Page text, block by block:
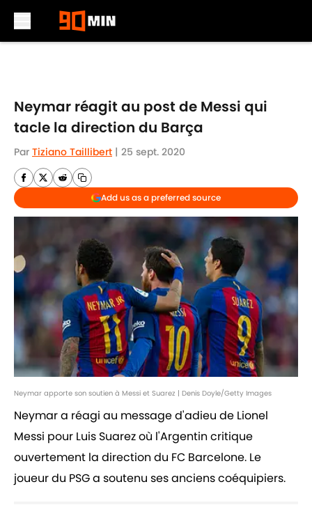
Neymar réagit au post de Messi qui
tacle la direction du Barça
Par Tiziano Taillibert | 25 sept. 2020
Add us as a preferred source
Neymar apporte son soutien à Messi et Suarez | Denis Doyle/Getty Images
Neymar a réagi au message d'adieu de Lionel
Messi pour Luis Suarez où l'Argentin critique
ouvertement la direction du FC Barcelone. Le
joueur du PSG a soutenu ses anciens coéquipiers.